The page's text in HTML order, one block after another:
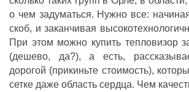
о чем задуматься. Нужно все:
скоб, и заканчивая
При этом можно купить тепловизор
(дешево, да?), а есть,
дорогой (прикиньте стоимость),
сетке даже область сердца. Чем